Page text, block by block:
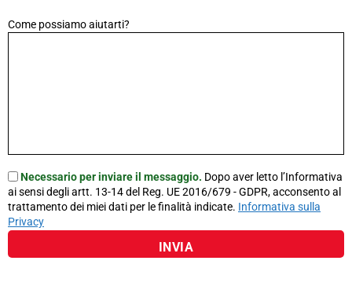
Come possiamo aiutarti?
Necessario per inviare il messaggio. Dopo aver letto l’Informativa
ai sensi degli artt. 13-14 del Reg. UE 2016/679 - GDPR, acconsento al
trattamento dei miei dati per le finalità indicate. Informativa sulla
Privacy